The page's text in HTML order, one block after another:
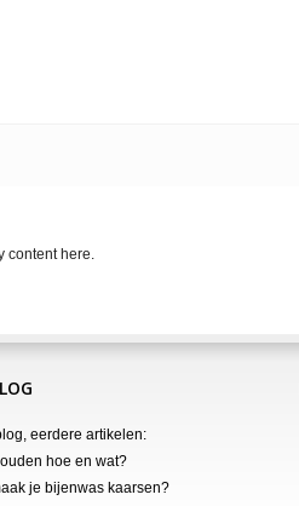
content here.
eerdere artikelen:
hoe en wat?
je bijenwas kaarsen?